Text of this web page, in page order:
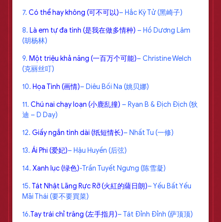
7. Có thể hay không (可不可以)– Hắc Kỳ Tử (黑崎子)
8. Là em tự đa tình (是我在做多情种) – Hồ Dương Lâm
(胡杨林)
9. Một triệu khả năng (一百万个可能)– Christine Welch
(克丽丝叮)
10. Họa Tình (画情)– Diêu Bối Na (姚贝娜)
11. Chú nai chạy loạn (小鹿乱撞) – Ryan B & Địch Địch (狄
迪 – D Day)
12. Giấy ngắn tình dài (纸短情长)– Nhất Tu (一修)
13. Ái Phi (爱妃)– Hậu Huyền (后弦)
14. Xanh lục (绿色)-Trần Tuyết Ngưng (陈雪凝)
15. Tát Nhật Lãng Rực Rỡ (火紅的薩日朗)– Yếu Bất Yếu
Mãi Thái (要不要買菜)
16.Tay trái chỉ trăng (左手指月)– Tát Đỉnh Đỉnh (萨顶顶)